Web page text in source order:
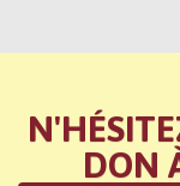
DON